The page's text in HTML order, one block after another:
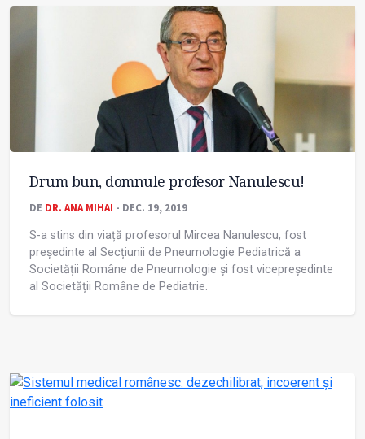
Drum bun, domnule profesor Nanulescu!
DE DR. ANA MIHAI - DEC. 19, 2019
S-a stins din viață profesorul Mircea Nanulescu, fost
președinte al Secțiunii de Pneumologie Pediatrică a
Societății Române de Pneumologie și fost vicepreședinte
al Societății Române de Pediatrie.